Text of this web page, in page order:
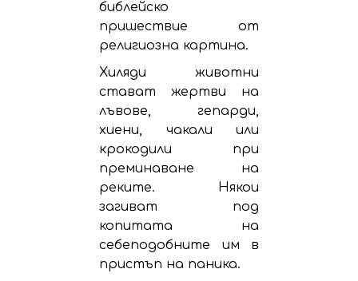
библейско
пришествие от
религиозна картина.
Хиляди животни
стават жертви на
лъвове, гепарди,
хиени, чакали или
крокодили при
преминаване на
реките. Някои
загиват под
копитата на
себеподобните им в
пристъп на паника.